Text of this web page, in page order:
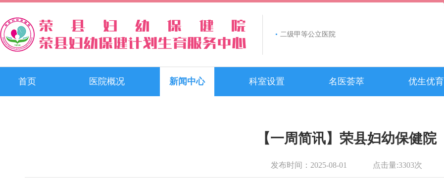
• 二级甲等公立医院
首页 医院概况 新闻中心 科室设置 名医荟萃 优生优育
【一周简讯】荣县妇幼保健院
发布时间： 2025-08-01 点击量:3303次